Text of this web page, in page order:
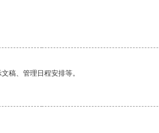
稿、管理日程安排等。